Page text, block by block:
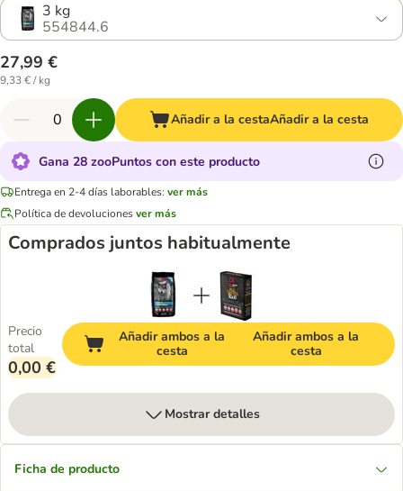
3 kg
554844.6
27,99 €
9,33 € / kg
Añadir a la cestaAñadir a la cesta
Gana 28 zooPuntos con este producto
Entrega en 2-4 días laborables: ver más
Política de devolucionesver más
Comprados juntos habitualmente
Precio
total
0,00 €
Añadir ambos a la
cesta
Añadir ambos a la
cesta
Mostrar detalles
Ficha de producto